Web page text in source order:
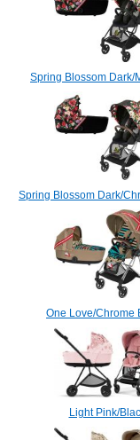
Spring Blossom Dark/
Spring Blossom Dark/
One Love/Chrome
Light Pink/